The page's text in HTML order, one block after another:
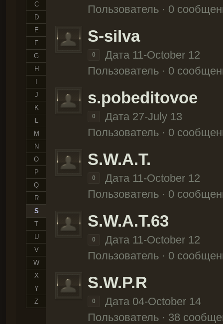
C
D
E
F
G
H
J
K
L
M
N
O
P
Q
R
S
T
U
V
W
X
Y
Z
Пользователь · 0
S-silva
0
Дата 11-October 12
Пользователь · 0
s.pobeditovoe
0
Дата 27-July 13
Пользователь · 0
S.W.A.T.
0
Дата 11-October 12
Пользователь · 0
S.W.A.T.63
0
Дата 11-October 12
Пользователь · 0
S.W.P.R
0
Дата 04-October 14
Пользователь · 38